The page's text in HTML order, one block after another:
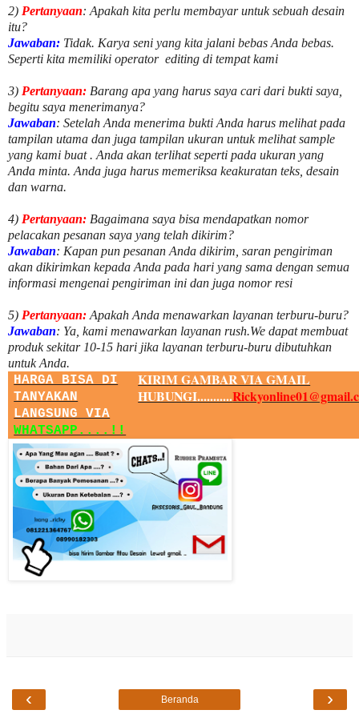
2) Pertanyaan: Apakah kita perlu membayar untuksebuah desain
itu?
Jawaban: Tidak. Karya seni yang kita jalani bebas Anda bebas.
Seperti kita memiliki operator editing di tempat kami
3) Pertanyaan: Barang apa yang harus saya cari dari bukti saya,
begitu saya menerimanya?
Jawaban: Setelah Anda menerima bukti Anda harus melihat pada
tampilan utama dan juga tampilan ukuran untuk melihatsample
yang kami buat . Anda akan terlihat seperti pada ukuran yang
Anda minta. Anda juga harus memeriksa keakuratan teks, desain
dan warna.
4) Pertanyaan: Bagaimana saya bisa mendapatkan nomor
pelacakan pesanan saya yang telah dikirim?
Jawaban: Kapan pun pesanan Anda dikirim, saran pengiriman
akan dikirimkan kepada Anda pada hari yang sama dengan semua
informasi mengenai pengiriman ini dan juga nomorresi
5) Pertanyaan: Apakah Anda menawarkan layanan terburu-buru?
Jawaban: Ya, kami menawarkan layanan rush.We dapat membuat
produk sekitar 10-15 hari jika layanan terburu-buru dibutuhkan
untuk Anda.
HARGA BISA DI
TANYAKAN
LANGSUNG VIA
WHATSAPP....!!
KIRIM GAMBAR VIA GMAIL
HUBUNGI...........
‹ ›
Beranda